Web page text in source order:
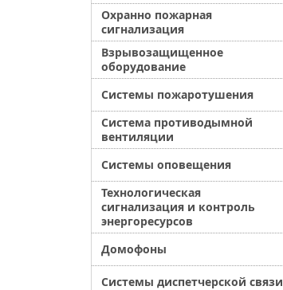
Охранно пожарная
сигнализация
Взрывозащищенное
оборудование
Системы пожаротушения
Система противодымной
вентиляции
Системы оповещения
Технологическая
сигнализация и контроль
энергоресурсов
Домофоны
Системы диспетчерской связи